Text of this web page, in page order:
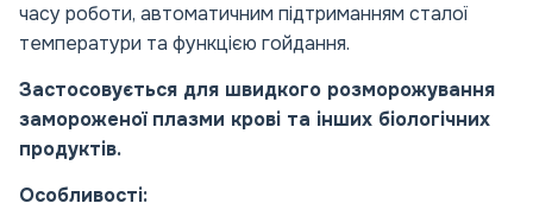
часу роботи, автоматичним підтриманням сталої
температури та функцією гойдання.
Застосовується для швидкого розморожування
замороженої плазми крові та інших біологічних
продуктів.
Особливості: